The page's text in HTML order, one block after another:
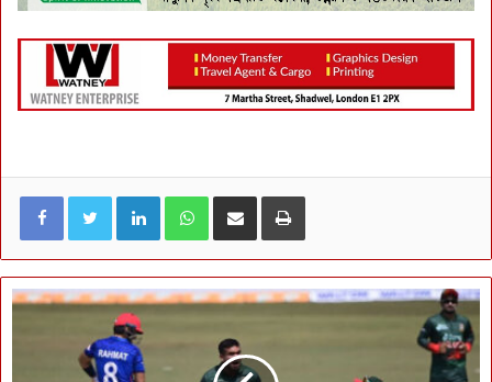
LinkedIn WhatsApp ই-মেইলে শেয়ার করুন